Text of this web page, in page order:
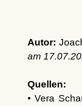
Autor:
am
Quellen:
• Vera